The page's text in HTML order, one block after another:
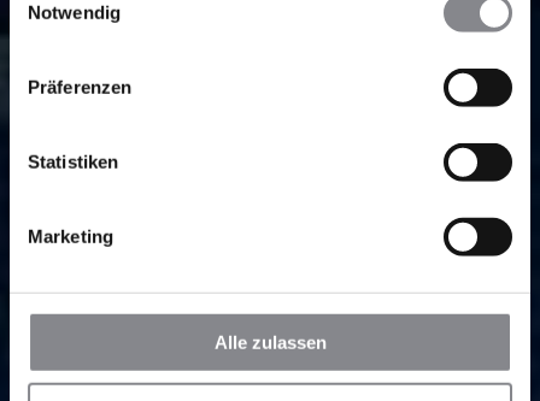
Notwendig
Präferenzen
Statistiken
Marketing
Alle zulassen